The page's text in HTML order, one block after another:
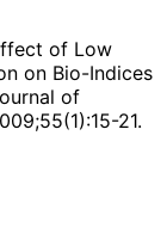
of Low
on Bio-Indices
of
21.